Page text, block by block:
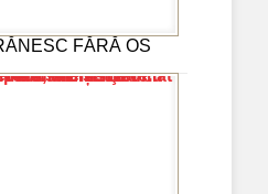
FĂRĂ OS